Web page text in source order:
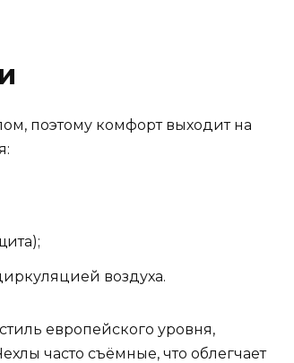
поэтому комфорт выходит на
воздуха.
европейского уровня,
часто съёмные, что облегчает